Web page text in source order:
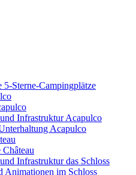
5-Sterne-Campingplätze
Infrastruktur Acapulco
Acapulco
Château
Infrastruktur das Schloss
Animationen im Schloss